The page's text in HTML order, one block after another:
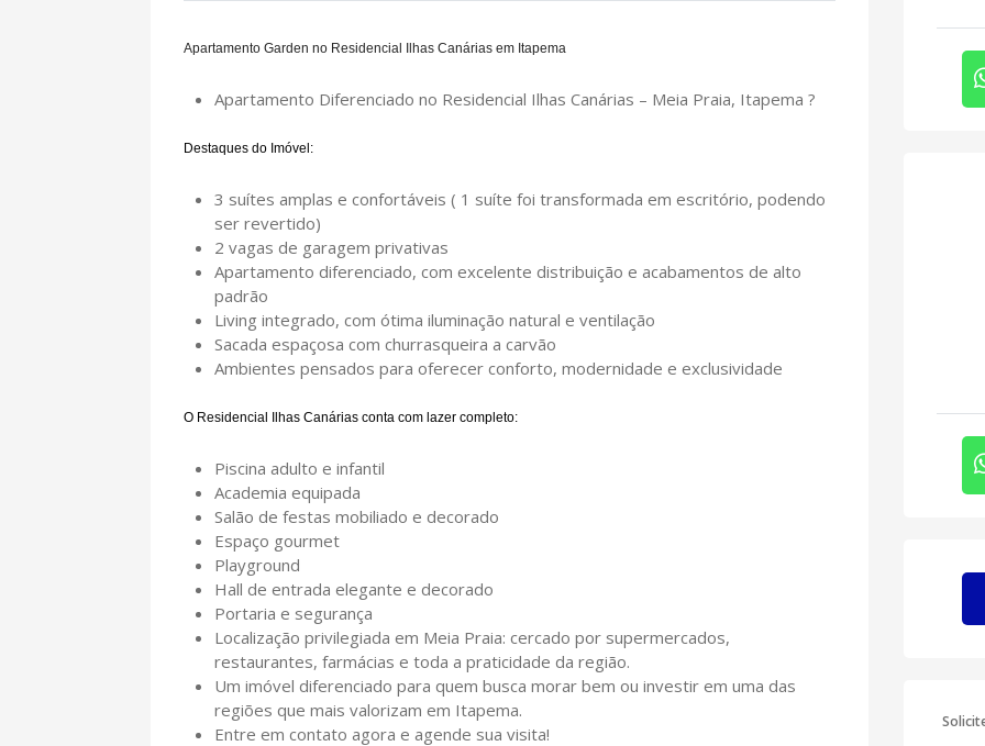
Apartamento Garden no Residencial Ilhas Canárias em Itapema
Apartamento Diferenciado no Residencial Ilhas Canárias – Meia Praia, Itapema ?
Destaques do Imóvel:
3 suítes amplas e confortáveis ( 1 suíte foi transformada em escritório, podendo
ser revertido)
2 vagas de garagem privativas
Apartamento diferenciado, com excelente distribuição e acabamentos de alto
padrão
Living integrado, com ótima iluminação natural e ventilação
Sacada espaçosa com churrasqueira a carvão
Ambientes pensados para oferecer conforto, modernidade e exclusividade
O Residencial Ilhas Canárias conta com lazer completo:
Piscina adulto e infantil
Academia equipada
Salão de festas mobiliado e decorado
Espaço gourmet
Playground
Hall de entrada elegante e decorado
Portaria e segurança
Localização privilegiada em Meia Praia: cercado por supermercados,
restaurantes, farmácias e toda a praticidade da região.
Um imóvel diferenciado para quem busca morar bem ou investir em uma das
regiões que mais valorizam em Itapema.
Entre em contato agora e agende sua visita!